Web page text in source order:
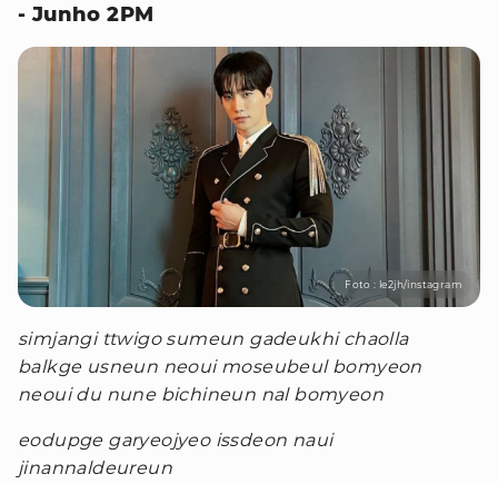
- Junho 2PM
Foto : le2jh/instagram
simjangi ttwigo sumeun gadeukhi chaolla
balkge usneun neoui moseubeul bomyeon
neoui du nune bichineun nal bomyeon
eodupge garyeojyeo issdeon naui
jinannaldeureun